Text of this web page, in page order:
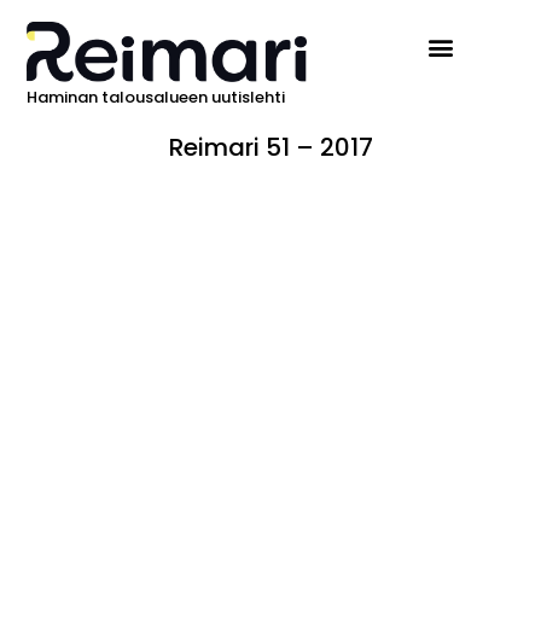
Haminan talousalueen uutislehti
Reimari 51 – 2017